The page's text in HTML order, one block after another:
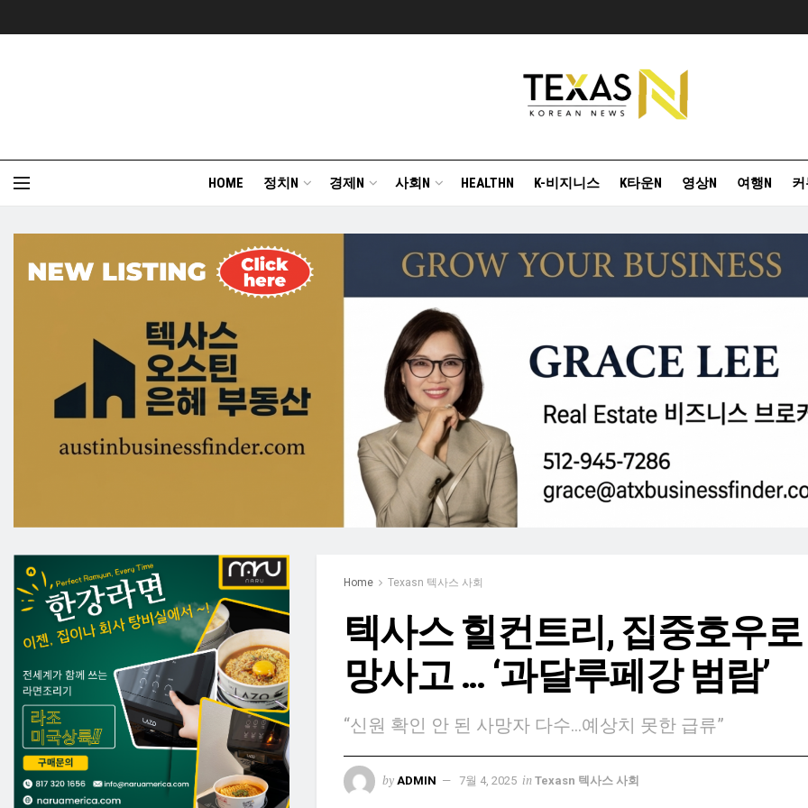
HOME 정치N 경제N 사회N HEALTHN K-비지니스 K타운N 영상N 여행N
Home Texasn 텍사스 사회
텍사스 힐컨트리, 집중호우
망사고 … ‘과달루페강 범람’
“신원 확인 안 된 사망자 다수…예상치 못한 급류”
by ADMIN 7월 4, 2025 in Texasn 텍사스 사회